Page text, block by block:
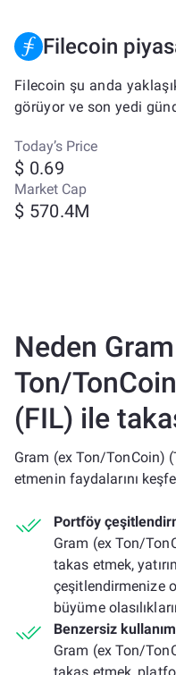
Filecoin
Filecoin şu anda
görüyor ve son yedi
Today’s Price
$ 0.69
Market Cap
$ 570.4M
Neden
Ton/
(FIL) ile
Gram (ex Ton/TonCoin)
etmenin faydalarını
Portföy
Gram (ex Ton/
takas etmek,
çeşitlendirmenize
büyüme
Benzersiz
Gram (ex Ton/